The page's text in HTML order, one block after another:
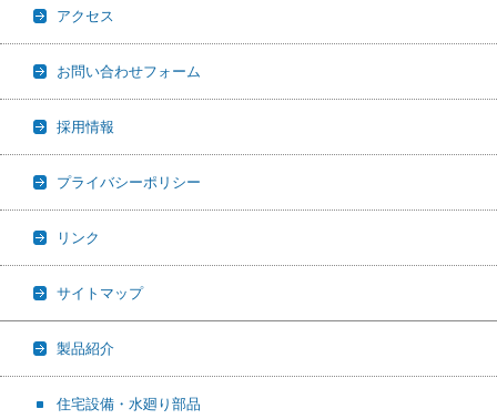
アクセス
お問い合わせフォーム
採用情報
プライバシーポリシー
リンク
サイトマップ
製品紹介
住宅設備・水廻り部品